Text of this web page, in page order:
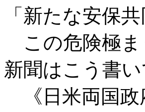
「新たな安保
この危険極ま
新聞はこう書い
《日米両国政